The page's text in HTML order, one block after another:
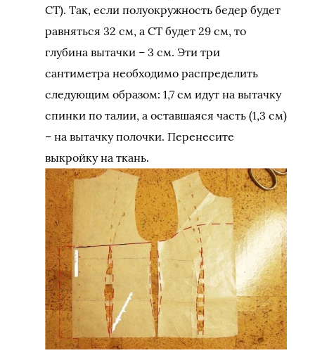
СТ). Так, если полуокружность бедер будет
равняться 32 см, а СТ будет 29 см, то
глубина вытачки – 3 см. Эти три
сантиметра необходимо распределить
следующим образом: 1,7 см идут на вытачку
спинки по талии, а оставшаяся часть (1,3 см)
– на вытачку полочки. Перенесите
выкройку на ткань.